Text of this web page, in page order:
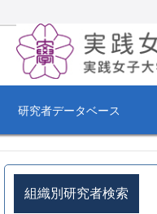
研究者データベース
組織別研究者検索